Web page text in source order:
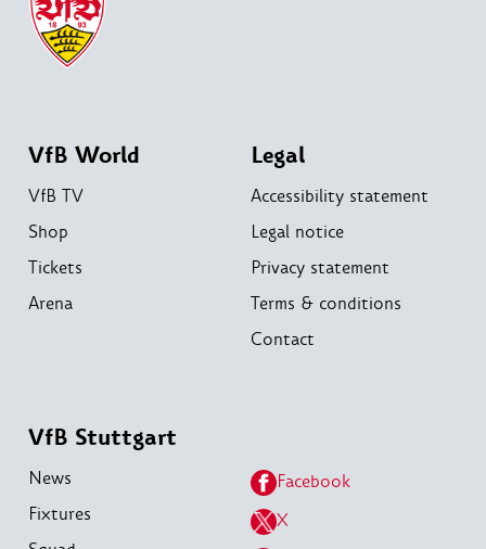
VfB World
VfB TV
Shop
Tickets
Arena
Legal
Accessibility statement
Legal notice
Privacy statement
Terms & conditions
Contact
VfB Stuttgart
News
Fixtures
Facebook
X